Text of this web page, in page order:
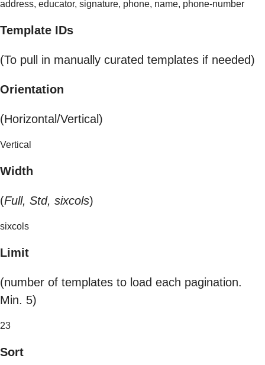
address, educator, signature, phone, name, phone-number
Template IDs
(To pull in manually curated templates if needed)
Orientation
(Horizontal/Vertical)
Vertical
Width
(Full, Std, sixcols)
sixcols
Limit
(number of templates to load each pagination.
Min. 5)
23
Sort